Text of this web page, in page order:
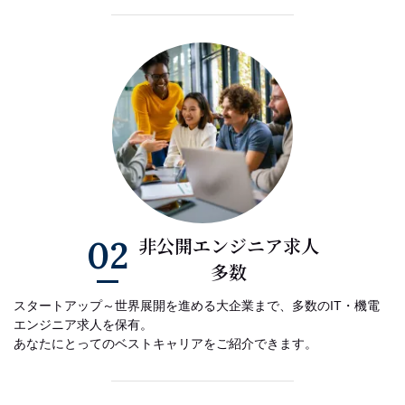
02 非公開エンジニア求人
多数
スタートアップ～世界展開を進める大企業まで、多数のIT・機電
エンジニア求人を保有。
あなたにとってのベストキャリアをご紹介できます。